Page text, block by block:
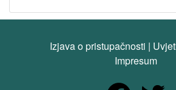
Izjava o pristupačnosti |
Impresum